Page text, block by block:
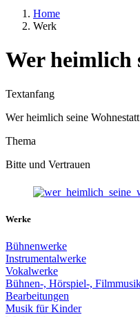
Home
Werk
Wer heimlich
Textanfang
Wer heimlich seine Wohnestatt
Thema
Bitte und Vertrauen
Werke
Bühnenwerke
Instrumentalwerke
Vokalwerke
Bühnen-, Hörspiel-,
Bearbeitungen
Musik für Kinder